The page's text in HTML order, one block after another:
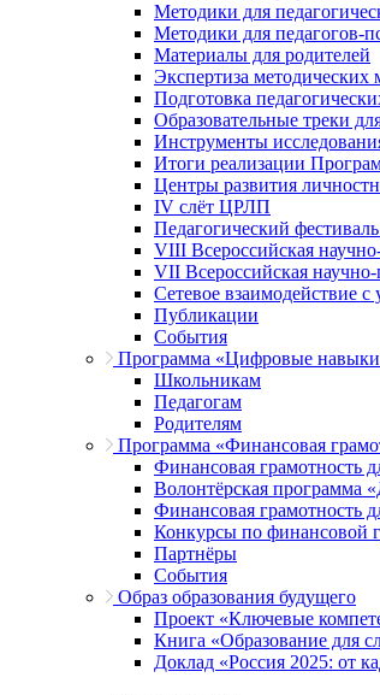
Методики для
Методики для педагогов-
Материалы для родителей
Экспертиза
Подготовка
Образовательные треки
Инструменты
Итоги реализации
Центры развития
IV слёт ЦРЛП
Педагогический
VIII Всероссийская
VII Всероссийская
Сетевое взаимодействие с
Публикации
События
Программа «Цифровые
Школьникам
Педагогам
Родителям
Программа «Финансовая
Финансовая грамотность
Волонтёрская программа
Финансовая грамотность
Конкурсы по финансовой
Партнёры
События
Образ образования будущего
Проект «Ключевые
Книга «Образование для
Доклад «Россия 2025: от